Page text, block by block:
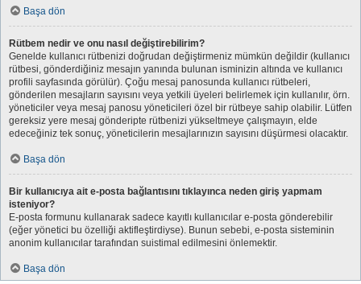
Başa dön
Rütbem nedir ve onu nasıl değiştirebilirim?
Genelde kullanıcı rütbenizi doğrudan değiştirmeniz mümkün değildir (kullanıcı
rütbesi, gönderdiğiniz mesajın yanında bulunan isminizin altında ve kullanıcı
profili sayfasında görülür). Çoğu mesaj panosunda kullanıcı rütbeleri,
gönderilen mesajların sayısını veya yetkili üyeleri belirlemek için kullanılır, örn.
yöneticiler veya mesaj panosu yöneticileri özel bir rütbeye sahip olabilir. Lütfen
gereksiz yere mesaj gönderipte rütbenizi yükseltmeye çalışmayın, elde
edeceğiniz tek sonuç, yöneticilerin mesajlarınızın sayısını düşürmesi olacaktır.
Başa dön
Bir kullanıcıya ait e-posta bağlantısını tıklayınca neden giriş yapmam
isteniyor?
E-posta formunu kullanarak sadece kayıtlı kullanıcılar e-posta gönderebilir
(eğer yönetici bu özelliği aktifleştirdiyse). Bunun sebebi, e-posta sisteminin
anonim kullanıcılar tarafından suistimal edilmesini önlemektir.
Başa dön